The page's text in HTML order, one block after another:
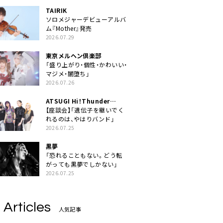
TAIRIK
ソロメジャーデビューアルバ
ム『Mother』発売
2026.07.29
東京メルヘン倶楽部
「盛り上がり・個性・かわいい・
マジメ・闇堕ち」
2026.07.26
ATSUGI Hi！Thunder
Rock Festival
【座談会】「遺伝子を継いでく
れるのは、やはりバンド」
2026.07.25
黒夢
「恐れることもない。どう転
がっても黒夢でしかない」
2026.07.25
Articles 人気記事